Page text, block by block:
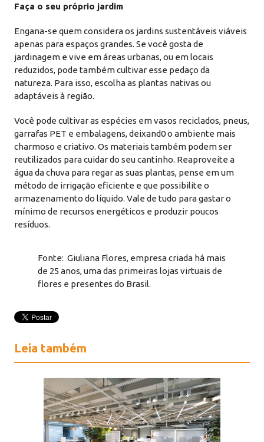
Faça o seu próprio jardim
Engana-se quem considera os jardins sustentáveis viáveis
apenas para espaços grandes. Se você gosta de
jardinagem e vive em áreas urbanas, ou em locais
reduzidos, pode também cultivar esse pedaço da
natureza. Para isso, escolha as plantas nativas ou
adaptáveis à região.
Você pode cultivar as espécies em vasos reciclados, pneus,
garrafas PET e embalagens, deixand0 o ambiente mais
charmoso e criativo. Os materiais também podem ser
reutilizados para cuidar do seu cantinho. Reaproveite a
água da chuva para regar as suas plantas, pense em um
método de irrigação eficiente e que possibilite o
armazenamento do líquido. Vale de tudo para gastar o
mínimo de recursos energéticos e produzir poucos
resíduos.
Fonte: Giuliana Flores, empresa criada há mais
de 25 anos, uma das primeiras lojas virtuais de
flores e presentes do Brasil.
Leia também